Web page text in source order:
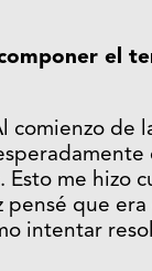
el
comienzo de
Esto me hizo
pensé que
intentar